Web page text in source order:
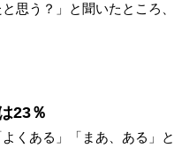
思う？」と聞いたところ、
23％
くある」「まあ、ある」と